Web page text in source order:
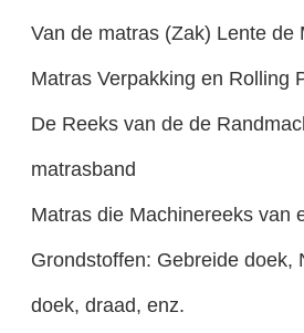
Van de matras (Zak) Lente de
Matras Verpakking en Rolling
De Reeks van de de
matrasband
Matras die Machinereeks van
Grondstoffen: Gebreide doek,
doek, draad, enz.